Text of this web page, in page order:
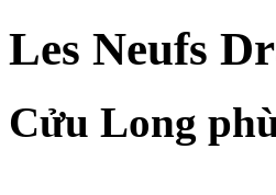
Les Neufs
Cửu Long